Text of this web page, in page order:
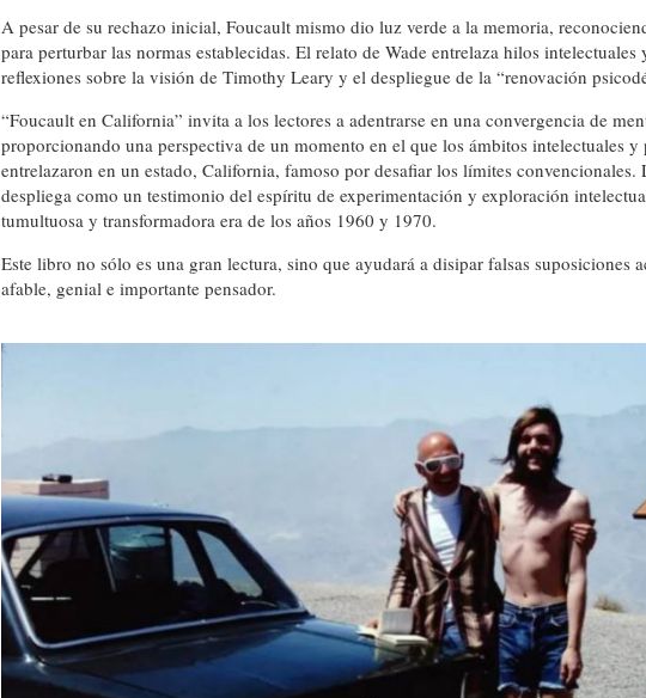
A pesar de su rechazo inicial, Foucault mismo dio luz verde a la memoria,
para perturbar las normas establecidas. El relato de Wade entrelaza hilos
reflexiones sobre la visión de Timothy Leary y el despliegue de la “renovación
“Foucault en California” invita a los lectores a adentrarse en una convergencia de
proporcionando una perspectiva de un momento en el que los ámbitos intelectuales y
entrelazaron en un estado, California, famoso por desafiar los límites convencionales.
despliega como un testimonio del espíritu de experimentación y exploración
tumultuosa y transformadora era de los años 1960 y 1970.
Este libro no sólo es una gran lectura, sino que ayudará a disipar falsas suposiciones
afable, genial e importante pensador.